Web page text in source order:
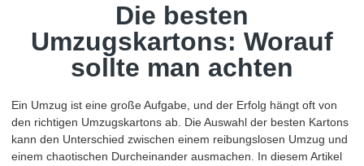
Die besten
Umzugskartons: Worauf
sollte man achten
Ein Umzug ist eine große Aufgabe, und der Erfolg hängt oft von
den richtigen Umzugskartons ab. Die Auswahl der besten Kartons
kann den Unterschied zwischen einem reibungslosen Umzug und
einem chaotischen Durcheinander ausmachen. In diesem Artikel